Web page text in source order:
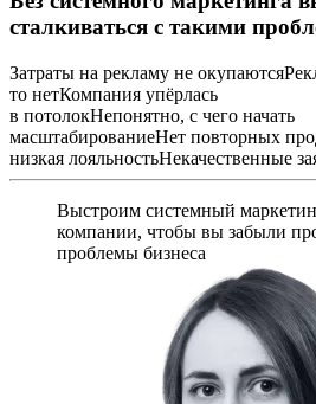
сталкиваться с такими
Затраты на рекламу не окупаются
то нетКомпания упёрлась
в потолокНепонятно, с чего начать
масштабированиеНет повторных
низкая лояльностьНекачественные
Выстроим системный
компании, чтобы вы забыли
проблемы бизнеса